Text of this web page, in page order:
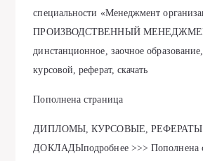
специальности «Менеджмент
ПРОИЗВОДСТВЕННЫЙ
динстанционное, заочное
курсовой, реферат, скачать
Пополнена страница
ДИПЛОМЫ, КУРСОВЫЕ,
ДОКЛАДЫподробнее >>> Пополнена